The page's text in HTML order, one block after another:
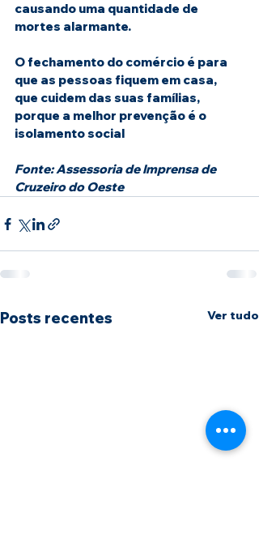
causando uma quantidade de
mortes alarmante.
O fechamento do comércio é para
que as pessoas fiquem em casa,
que cuidem das suas famílias,
porque a melhor prevenção é o
isolamento social
Fonte: Assessoria de Imprensa de
Cruzeiro do Oeste
Posts recentes Ver tudo